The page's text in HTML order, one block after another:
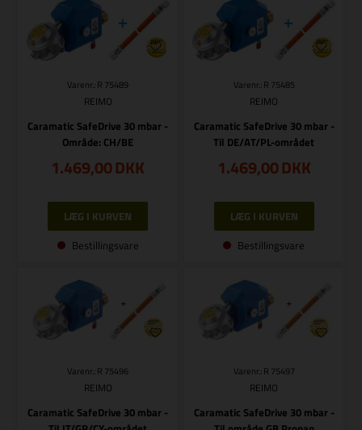
Varenr.: R 75489
REIMO
Caramatic SafeDrive 30 mbar -
Område: CH/BE
1.469,00DKK
Bestillingsvare
Varenr.: R 75485
REIMO
Caramatic SafeDrive 30 mbar -
Til DE/AT/PL-området
1.469,00DKK
Bestillingsvare
Varenr.: R 75496
REIMO
Caramatic SafeDrive 30 mbar -
Varenr.: R 75497
REIMO
Caramatic SafeDrive 30 mbar -